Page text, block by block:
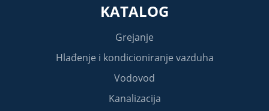
KATALOG
Grejanje
Hlađenje i kondicioniranje vazduha
Vodovod
Kanalizacija